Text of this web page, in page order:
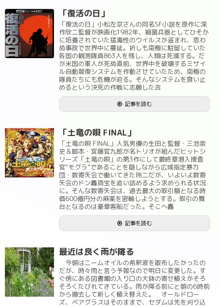
「復活の日」
「復活の日」小松左京さんの同名SF小説を原作に深
作欣二監督が映画化1982年、細菌兵器としてひそか
に培養されていた猛毒性のウイルスが盗まれ、思わ
ぬ事故で世界中に蔓延。折しも南極に駐留していた
各国の観測隊員863人を残し、人類は死滅する。だ
が米国の軍人が死ぬ直前、世界中を破壊するミサイ
ル自動報復システムを作動させていたため、南極の
隊員たちにも危機が迫る。そんなシステムを食い止
めるという決死の作戦に志願した吉
記事を読む
「土竜の唄 FINAL」
「土竜の唄 FINAL」人気男優の生田と監督・三池崇
史＆脚本・宮藤官九郎が名トリオが組んだヒットシ
リーズ「土竜の唄」の第3作にして最終章潜入捜査
官“モグラ”であることを隠しながら広域指定暴力
団・数寄矢会で働いてきた玲二だが、いよいよ数寄
矢会のドン轟周宝を追い詰めるよう求められる状況
に。そんな数寄矢会は、過去最大の取引額となる時
価600億円分の麻薬を密輸しようとする。取引の舞
台となるのは豪華客船だった。そこへ轟
記事を読む
最近は良く雨が降る
今朝はニームオイルの希釈液を散布したかったの
だが、時々雨と言う予報なので明日に変更した。す
ぐ傍にある図書館の入り口の大鉢の寄せ植えがそろ
そろくたびれてきている。雨が降る前にと朝の6時前
から撤去して新しく植え替えた。 オールドロー
ズ、ベアグラスはそのままで、セダムは先を刈り込